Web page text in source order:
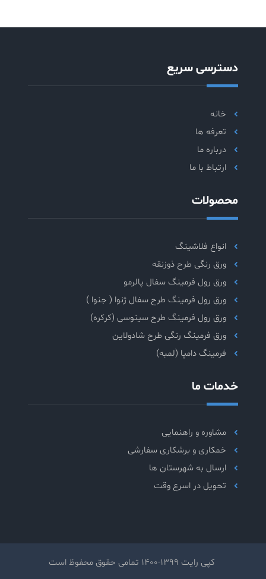
دسترسی سریع
خانه
تعرفه ها
درباره ما
ارتباط با ما
محصولات
انواع فلاشینگ
ورق رنگی طرح ذوزنقه
ورق رول فرمینگ سفال پالرمو
ورق رول فرمینگ طرح سفال ژنوا ( جنوا )
ورق رول فرمینگ طرح سینوسی (کرکره)
ورق فرمینگ رنگی طرح شادولاین
فرمینگ دامپا (لمبه)
خدمات ما
مشاوره و راهنمایی
خمکاری و برشکاری سفارشی
ارسال به شهرستان ها
تحویل در اسرع وقت
کپی رایت 1399-1400 تمامی حقوق محفوظ است